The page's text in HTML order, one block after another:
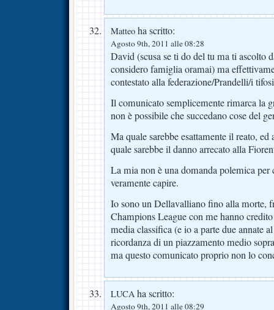
Matteo ha scritto:
Agosto 9th, 2011 alle 08:28
David (scusa se ti do del tu ma ti ascolto
considero famiglia oramai) ma
contestato alla federazione/Prandelli/i
Il comunicato semplicemente rimarca la
non è possibile che succedano cose del
Ma quale sarebbe esattamente il reato,
quale sarebbe il danno arrecato alla
La mia non è una domanda polemica per
veramente capire.
Io sono un Dellavalliano fino alla morte,
Champions League con me hanno
media classifica (e io a parte due annate
ricordanza di un piazzamento medio
ma questo comunicato proprio non lo
LUCA ha scritto:
Agosto 9th, 2011 alle 08:29